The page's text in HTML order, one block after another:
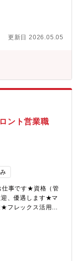
案 ・個人向け資産
、医療）事業支援
の業務にもチャレ
地に沿った選考を
・預金高・貸出金
第一地方銀行で、
価制度のもと、新
が可能で、従業員
イルに合ったコー
スを積極的に導入
融資商品の開発
ムの開発、営業店
、今後も新たな取
イフバランスへの
ストチャレンジ制
（本部の提示ポス
バックアップする
スキームを武器
、今後も真っ先に
クグループ」を目
更新日 2026.05.05
ント営業職
事です★資格（管
、優遇します★マ
★フレックス活用で
続増収増益中★安定
代40代の男女活躍
ンション管理業界
管理組合の運営サ